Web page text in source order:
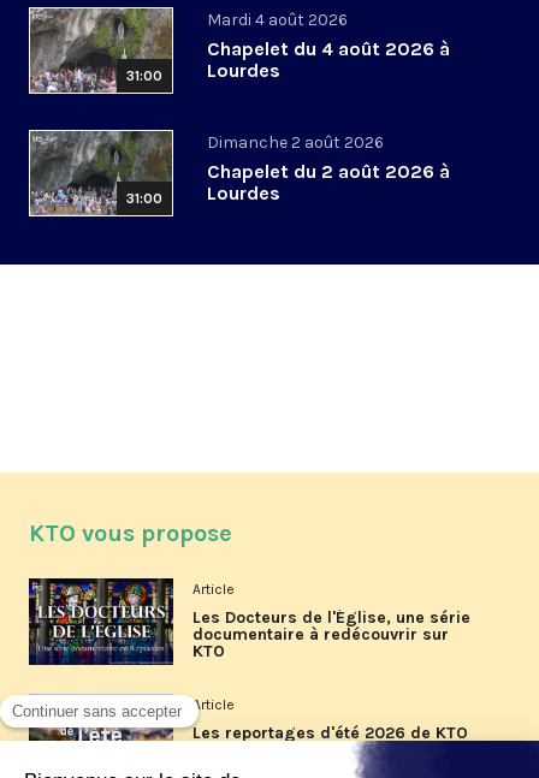
31:00
Mardi 4 août 2026
Chapelet du 4 août 2026 à
Lourdes
31:00
Dimanche 2 août 2026
Chapelet du 2 août 2026 à
Lourdes
KTO vous propose
Article
Les Docteurs de l'Église, une série
documentaire à redécouvrir sur
KTO
Article
Les reportages d'été 2026 de KTO